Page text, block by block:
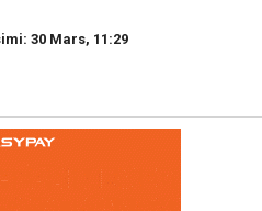
30 Mars, 11:29